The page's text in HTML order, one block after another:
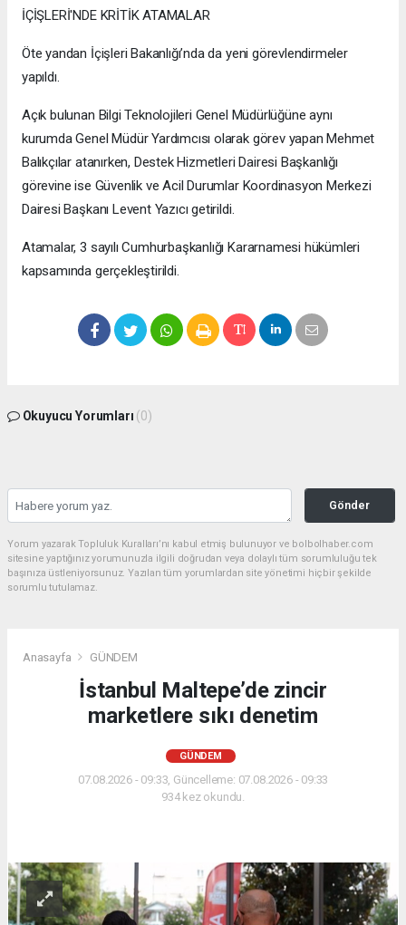
İÇİŞLERİ'NDE KRİTİK ATAMALAR
Öte yandan İçişleri Bakanlığı’nda da yeni görevlendirmeler
yapıldı.
Açık bulunan Bilgi Teknolojileri Genel Müdürlüğüne aynı
kurumda Genel Müdür Yardımcısı olarak görev yapan Mehmet
Balıkçılar atanırken, Destek Hizmetleri Dairesi Başkanlığı
görevine ise Güvenlik ve Acil Durumlar Koordinasyon Merkezi
Dairesi Başkanı Levent Yazıcı getirildi.
Atamalar, 3 sayılı Cumhurbaşkanlığı Kararnamesi hükümleri
kapsamında gerçekleştirildi.
Okuyucu Yorumları (0)
Gönder
Yorum yazarak Topluluk Kuralları’nı kabul etmiş bulunuyor ve bolbolhaber.com
sitesine yaptığınız yorumunuzla ilgili doğrudan veya dolaylı tüm sorumluluğu tek
başınıza üstleniyorsunuz. Yazılan tüm yorumlardan site yönetimi hiçbir şekilde
sorumlu tutulamaz.
Anasayfa GÜNDEM
İstanbul Maltepe’de zincir
marketlere sıkı denetim
GÜNDEM
07.08.2026 - 09:33, Güncelleme: 07.08.2026 - 09:33
934 kez okundu.